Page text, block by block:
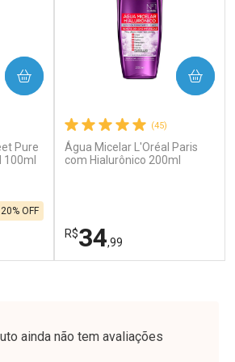
Ativar Desconto
Pure
100ml
20% OFF
(45)
Água Micelar L'Oréal Paris
com Hialurônico 200ml
R$34,99
COMPRAR
Laboratório
Por Menos
ainda não tem avaliações